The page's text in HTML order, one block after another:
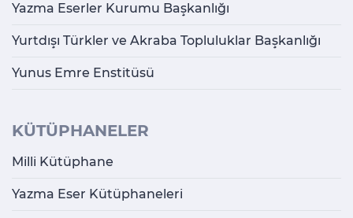
Yazma Eserler Kurumu Başkanlığı
Yurtdışı Türkler ve Akraba Topluluklar Başkanlığı
Yunus Emre Enstitüsü
KÜTÜPHANELER
Milli Kütüphane
Yazma Eser Kütüphaneleri